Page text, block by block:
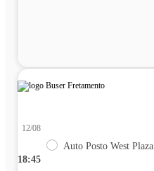
18:45
12/08
Auto Posto West Plaza